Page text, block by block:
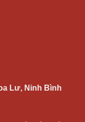
Lư, Ninh Bình